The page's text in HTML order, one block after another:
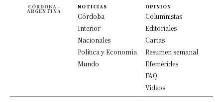
CÓRDOBA -
ARGENTINA
NOTICIAS
Córdoba
Interior
Nacionales
Política y Economía
Mundo
OPINION
Columnistas
Editoriales
Cartas
Resumen semanal
Efemérides
FAQ
Videos